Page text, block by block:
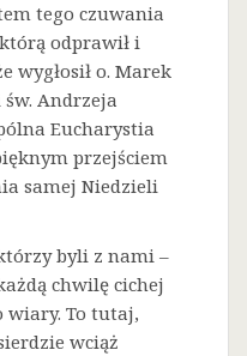
tego czuwania
którą odprawił i
wygłosił o. Marek
św. Andrzeja
Eucharystia
przejściem
samej Niedzieli
byli z nami –
chwilę cichej
wiary. To tutaj,
wciąż